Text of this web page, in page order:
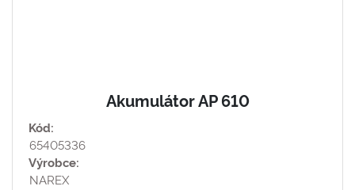
Akumulátor AP 610
Kód:
65405336
Výrobce:
NAREX